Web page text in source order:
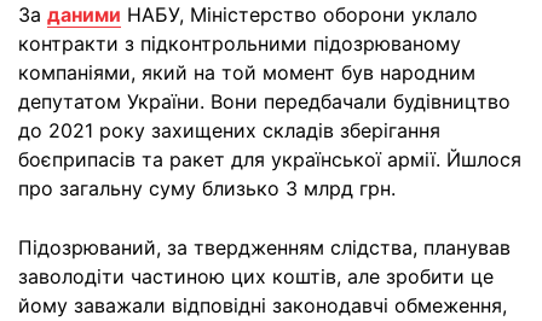
За даними НАБУ, Міністерство оборони уклало
контракти з підконтрольними підозрюваному
компаніями, який на той момент був народним
депутатом України. Вони передбачали будівництво
до 2021 року захищених складів зберігання
боєприпасів та ракет для української армії. Йшлося
про загальну суму близько 3 млрд грн.
Підозрюваний, за твердженням слідства, планував
заволодіти частиною цих коштів, але зробити це
йому заважали відповідні законодавчі обмеження,